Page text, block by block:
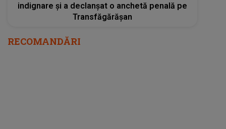
indignare și a declanșat o anchetă penală pe
Transfăgărășan
RECOMANDĂRI